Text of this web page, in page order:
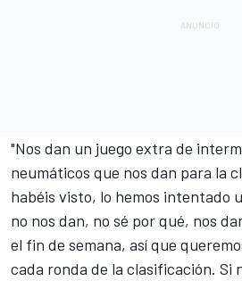
"Nos dan un juego extra de
neumáticos que nos dan para la
habéis visto, lo hemos intentado
no nos dan, no sé por qué, nos
el fin de semana, así que
cada ronda de la clasificación. Si